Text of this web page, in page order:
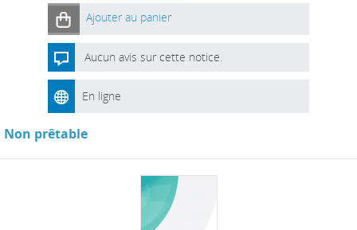
Ajouter au panier
Aucun avis sur cette notice.
En ligne
Non prêtable